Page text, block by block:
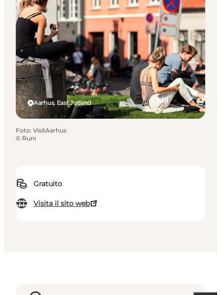
Gratuito
Visita il sito web
Aarhus, East Jutland
Foto: VisitAarhus
© Runi